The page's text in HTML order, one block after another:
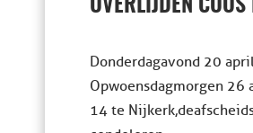
OVERLIJDEN COOS
Donderdagavond 20
Op woensdagmorgen
14 te Nijkerk, de